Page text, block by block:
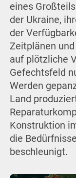
eines
der Ukraine,
der
Zeitplänen
auf plötzliche
Gefechtsfeld
Werden
Land
Konstruktion
die
beschleunigt.